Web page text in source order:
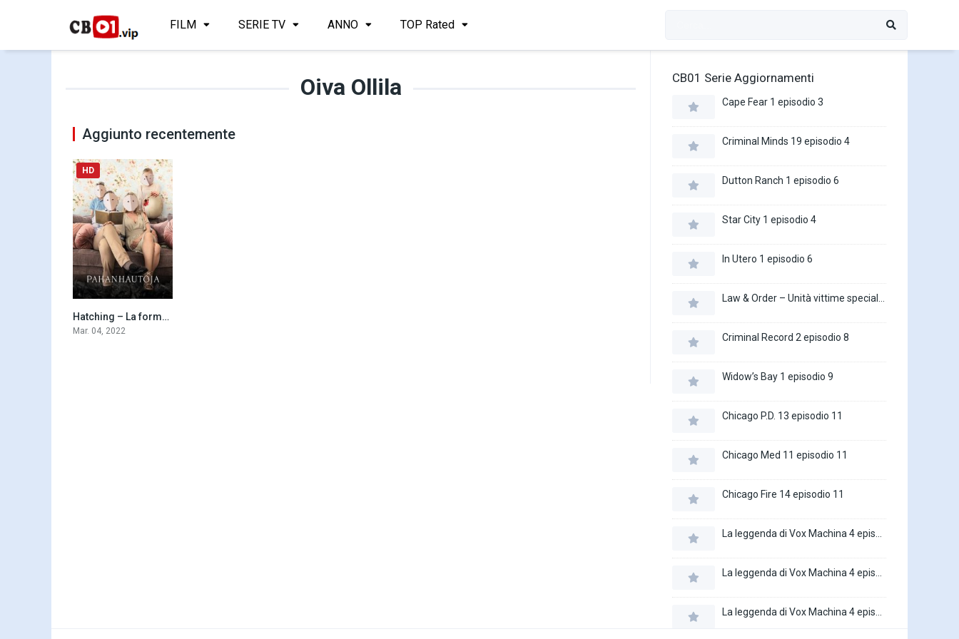
FILM SERIE TV ANNO TOP Rated
Oiva Ollila
Aggiunto recentemente
6.3
HD
Hatching – La forma del male (2022)
Mar. 04, 2022
CB01 Serie Aggiornamenti
Cape Fear 1 episodio 3
Criminal Minds 19 episodio 4
Dutton Ranch 1 episodio 6
Star City 1 episodio 4
In Utero 1 episodio 6
Criminal Record 2 episodio 8
Widow’s Bay 1 episodio 9
Chicago P.D. 13 episodio 11
Chicago Med 11 episodio 11
Chicago Fire 14 episodio 11